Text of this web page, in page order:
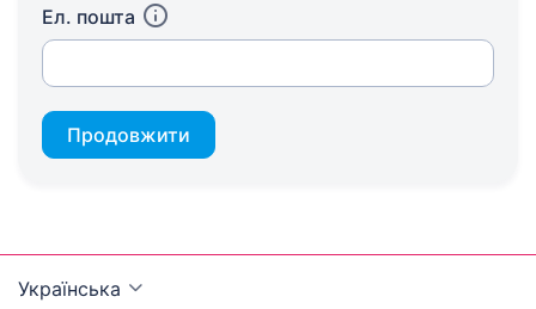
Ел. пошта
Продовжити
Українська